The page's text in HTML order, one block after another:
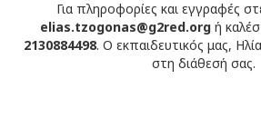
Για πληροφορίες και εγγραφές
elias.tzogonas@g2red.org ή
2130884498. Ο εκπαιδευτικός μας,
στη διάθεσή σας.